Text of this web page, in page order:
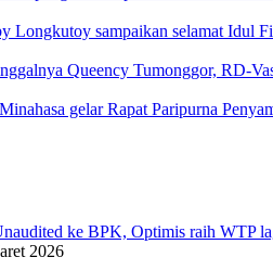
Longkutoy sampaikan selamat Idul
Queency Tumonggor, RD-
gelar Rapat Paripurna
ke BPK, Optimis raih WTP
2026